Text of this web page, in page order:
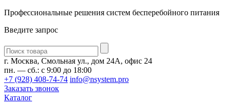
Профессиональные решения систем бесперебойного питания
Введите запрос
Введите
запрос
г. Москва, Смольная ул., дом 24А, офис 24
пн. — сб.: с 9:00 до 18:00
+7 (928) 408-74-74 info@nsystem.pro
Заказать звонок
Каталог